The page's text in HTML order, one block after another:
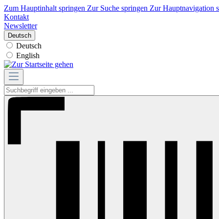
Zum Hauptinhalt springen Zur Suche springen Zur Hauptnavigation
Kontakt
Newsletter
Deutsch
Deutsch
English